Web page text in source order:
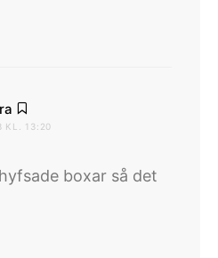
KL. 13:20
boxar så det